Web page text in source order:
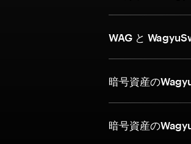
WAG と
暗号資産の
暗号資産の